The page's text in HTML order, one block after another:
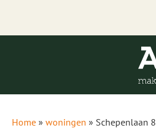
Home » woningen » Schepenlaan 8